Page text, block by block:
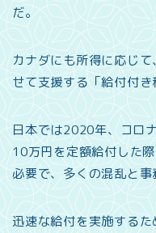
だ。
カナダにも所得に応じ
せて支援する「給付付き
日本では2020年、コロ
10万円を定額給付した
必要で、多くの混乱と事
迅速な給付を実施する